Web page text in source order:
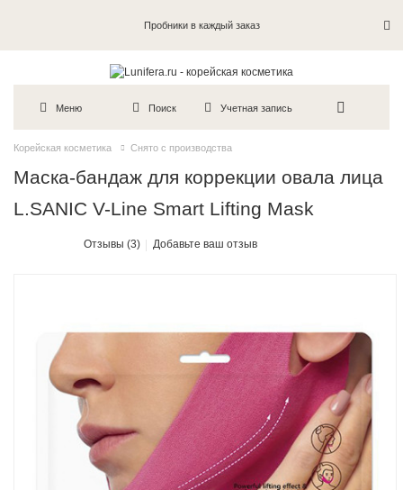
Пробники в каждый заказ
Меню Поиск Учетная запись
Корейская косметика Снято с производства
Маска-бандаж для коррекции овала лица
L.SANIC V-Line Smart Lifting Mask
Отзывы (3) Добавьте ваш отзыв